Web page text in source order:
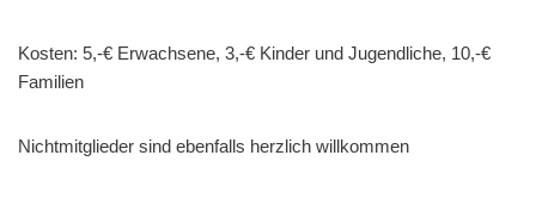
Kosten: 5,-€ Erwachsene, 3,-€ Kinder und Jugendliche, 10,-€
Familien
Nichtmitglieder sind ebenfalls herzlich willkommen